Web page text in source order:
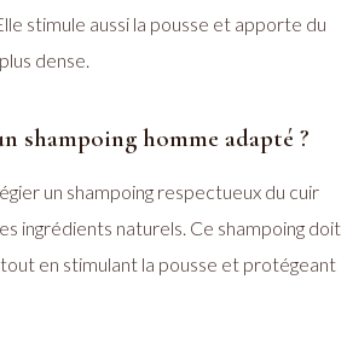
stimule aussi la pousse et apporte du
dense.
shampoing homme adapté ?
un shampoing respectueux du cuir
ingrédients naturels. Ce shampoing doit
en stimulant la pousse et protégeant